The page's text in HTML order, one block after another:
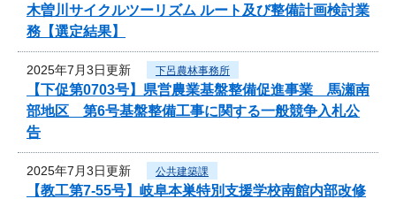
木曽川サイクルツーリズム ルート及び整備計画検討業
務【選定結果】
2025年7月3日更新 下呂農林事務所
【下促第0703号】県営農業基盤整備促進事業 馬瀬南
部地区 第6号基盤整備工事に関する一般競争入札公
告
2025年7月3日更新 公共建築課
【教工第7-55号】岐阜本巣特別支援学校南館内部改修